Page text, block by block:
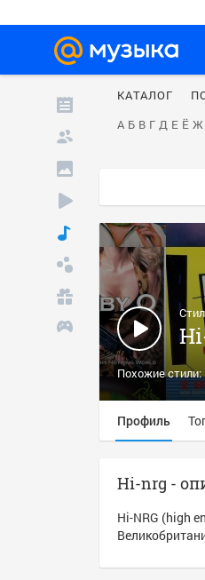
КАТАЛОГ
А Б В Г Д Е Ё Ж
Похожие стили:
80s dance
Профиль
Hi-nrg -
Hi-NRG (high